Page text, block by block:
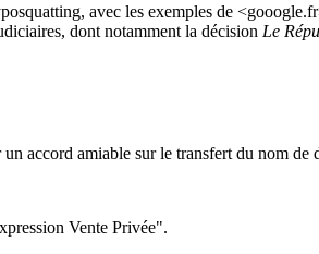
avec les exemples de
dont notamment la décision Le
accord amiable sur le transfert du nom
Vente Privée".